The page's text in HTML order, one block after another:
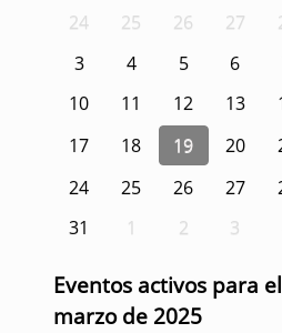
24 25 26 27
3
4 5 6
10
11 12 13
17
18 19 20
24
25 26 27
31
1 2 3
Eventos activos para
marzo de 2025